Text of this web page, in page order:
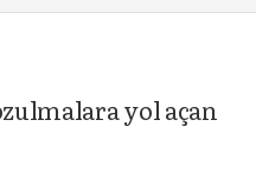
yol açan